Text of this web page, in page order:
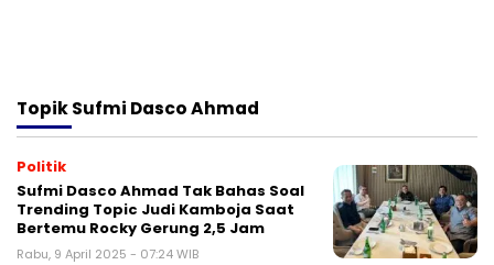
TopikSufmi Dasco Ahmad
Politik
Sufmi Dasco Ahmad Tak Bahas Soal
Trending Topic Judi Kamboja Saat
Bertemu Rocky Gerung 2,5 Jam
Rabu, 9 April 2025 - 07:24 WIB